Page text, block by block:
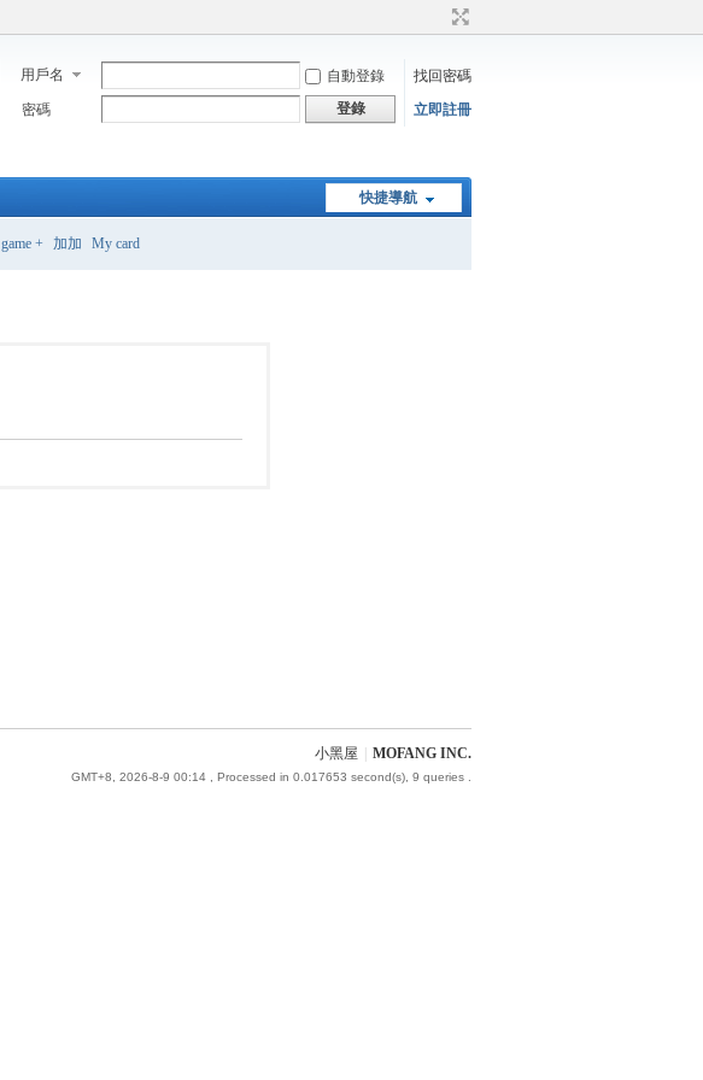
用戶名 自動登錄
找回密碼
密碼
登錄 立即註冊
快捷導航
game + 加加 My card
小黑屋 MOFANG INC.
GMT+8, 2026-8-9 00:14 , Processed in 0.017653 second(s), 9 queries .